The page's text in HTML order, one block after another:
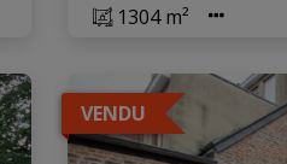
1304 m²
VENDU